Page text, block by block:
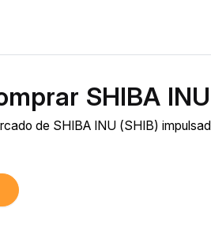
SHIBA
de SHIBA INU (SHIB)